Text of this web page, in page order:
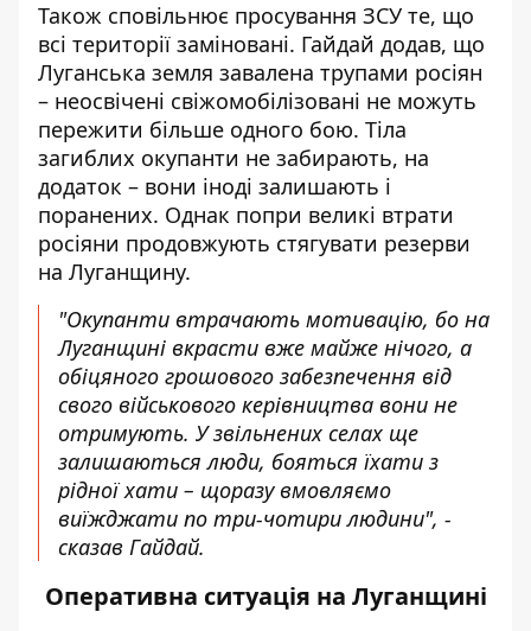
Також сповільнює просування ЗСУ те, що
всі території заміновані. Гайдай додав, що
Луганська земля завалена трупами росіян
– неосвічені свіжомобілізовані не можуть
пережити більше одного бою. Тіла
загиблих окупанти не забирають, на
додаток – вони іноді залишають і
поранених. Однак попри великі втрати
росіяни продовжують стягувати резерви
на Луганщину.
"Окупанти втрачають мотивацію, бо на
Луганщині вкрасти вже майже нічого, а
обіцяного грошового забезпечення від
свого військового керівництва вони не
отримують. У звільнених селах ще
залишаються люди, бояться їхати з
рідної хати – щоразу вмовляємо
виїжджати по три-чотири людини", -
сказав Гайдай.
Оперативна ситуація на Луганщині